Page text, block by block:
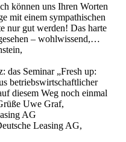
können uns Ihren Worten
mit einem sympathischen
nur gut werden! Das harte
– wohlwissend,…
das Seminar „Fresh up:
betriebswirtschaftlicher
diesem Weg noch einmal
Uwe Graf,
AG
Leasing AG,